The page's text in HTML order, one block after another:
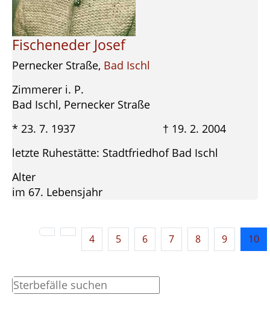
Fischeneder Josef
Pernecker Straße, Bad Ischl
Zimmerer i. P.
Bad Ischl, Pernecker Straße
* 23. 7. 1937 † 19. 2. 2004
letzte Ruhestätte: Stadtfriedhof Bad Ischl
Alter
im 67. Lebensjahr
4 5 6 7 8 9 10